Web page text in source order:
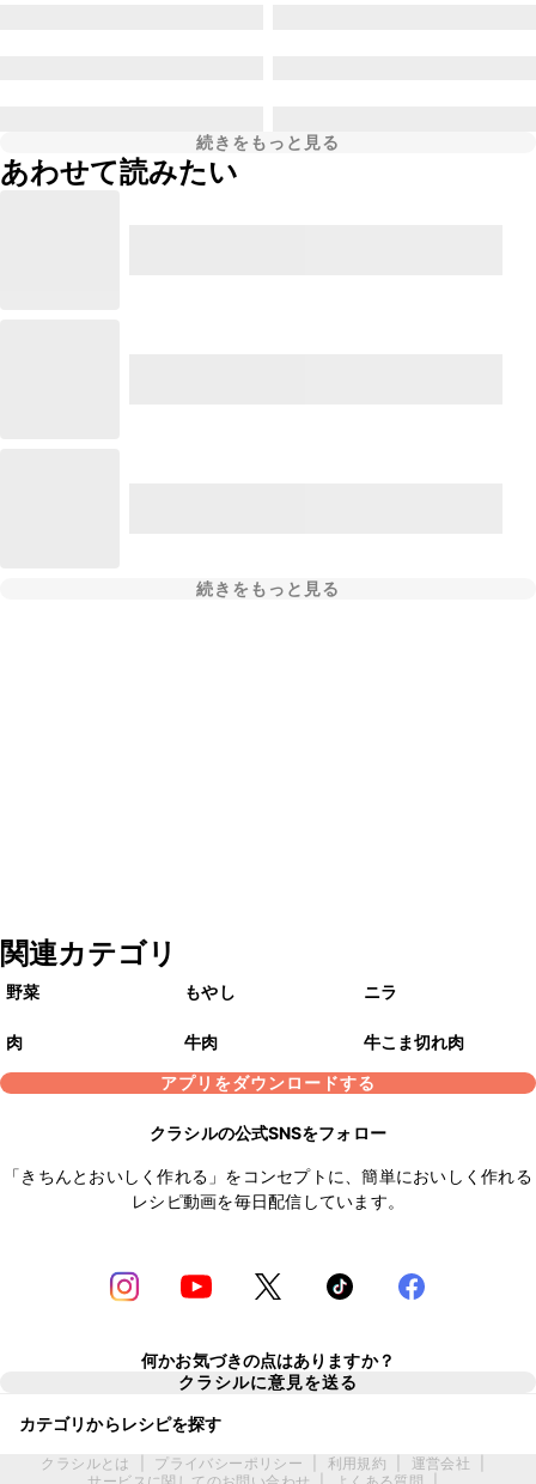
続きをもっと見る
あわせて読みたい
続きをもっと見る
関連カテゴリ
野菜 もやし ニラ
肉 牛肉
牛こま切れ肉
アプリをダウンロードする
クラシルの公式SNSをフォロー
「きちんとおいしく作れる」をコンセプトに、簡単においしく作れる
レシピ動画を毎日配信しています。
何かお気づきの点はありますか？
クラシルに意見を送る
カテゴリからレシピを探す
クラシルとは プライバシーポリシー 利用規約 運営会社